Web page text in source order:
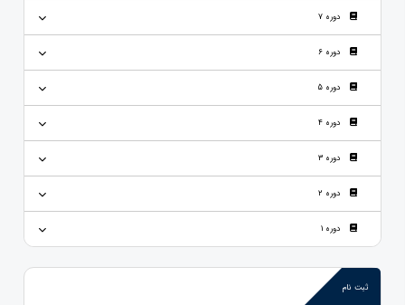
دوره 7
دوره 6
دوره 5
دوره 4
دوره 3
دوره 2
دوره 1
ثبت نام